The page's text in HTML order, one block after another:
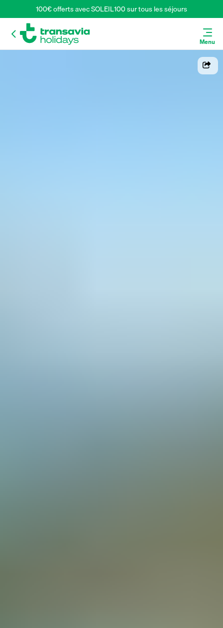
100€ offerts avec SOLEIL100 sur tous les séjours
Menu